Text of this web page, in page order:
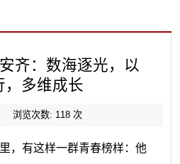
齐：数海逐光，以
，多维成长
浏览次数: 118次
，有这样一群青春榜样：他